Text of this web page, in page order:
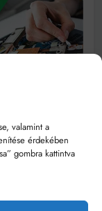
valamint a
érdekében
gombra kattintva